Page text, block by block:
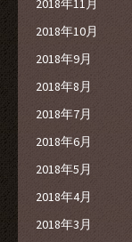
2018年11月
2018年10月
2018年9月
2018年8月
2018年7月
2018年6月
2018年5月
2018年4月
2018年3月